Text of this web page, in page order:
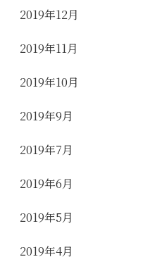
2019年12月
2019年11月
2019年10月
2019年9月
2019年7月
2019年6月
2019年5月
2019年4月